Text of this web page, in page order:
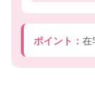
ポイント： 在